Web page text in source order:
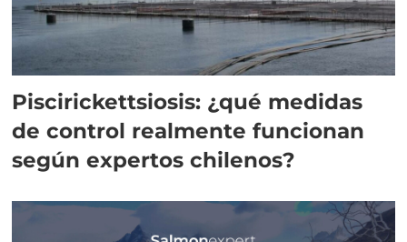
Piscirickettsiosis: ¿qué medidas
de control realmente funcionan
según expertos chilenos?